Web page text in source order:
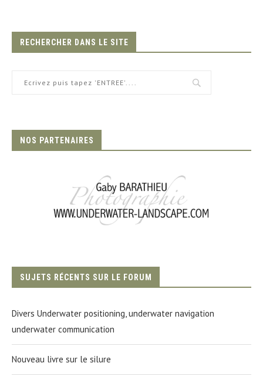
RECHERCHER DANS LE SITE
NOS PARTENAIRES
SUJETS RÉCENTS SUR LE FORUM
Divers Underwater positioning, underwater navigation
underwater communication
Nouveau livre sur le silure